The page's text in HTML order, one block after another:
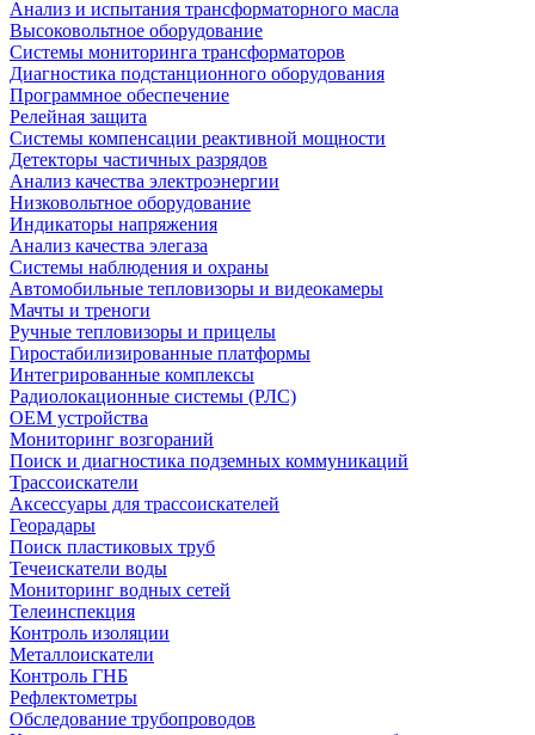
Анализ и испытания трансформаторного масла
Высоковольтное оборудование
Системы мониторинга трансформаторов
Диагностика подстанционного оборудования
Программное обеспечение
Релейная защита
Системы компенсации реактивной мощности
Детекторы частичных разрядов
Анализ качества электроэнергии
Низковольтное оборудование
Индикаторы напряжения
Анализ качества элегаза
Системы наблюдения и охраны
Автомобильные тепловизоры и видеокамеры
Мачты и треноги
Ручные тепловизоры и прицелы
Гиростабилизированные платформы
Интегрированные комплексы
Радиолокационные системы (РЛС)
OEM устройства
Мониторинг возгораний
Поиск и диагностика подземных коммуникаций
Трассоискатели
Аксессуары для трассоискателей
Георадары
Поиск пластиковых труб
Течеискатели воды
Мониторинг водных сетей
Телеинспекция
Контроль изоляции
Металлоискатели
Контроль ГНБ
Рефлектометры
Обследование трубопроводов